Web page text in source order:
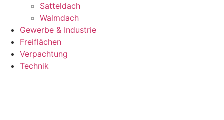
Satteldach
Walmdach
Gewerbe & Industrie
Freiflächen
Verpachtung
Technik